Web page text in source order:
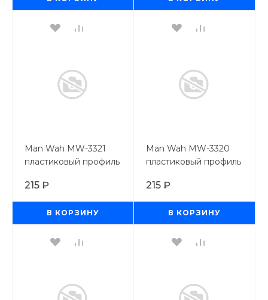
Man Wah MW-3321
пластиковый профиль
2,5*2,5*250 мм, 6 шт
215 ₽
В КОРЗИНУ
Man Wah MW-3320
пластиковый профиль
2*2*250 мм, 6 шт
215 ₽
В КОРЗИНУ